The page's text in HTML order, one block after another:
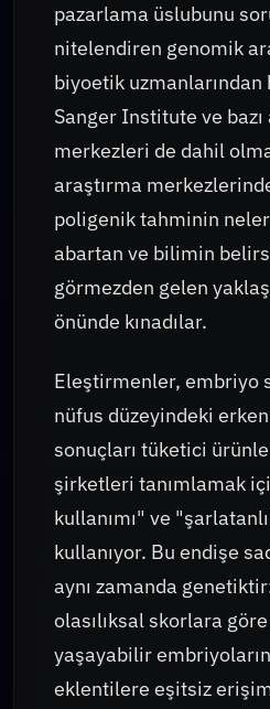
pazarlama üslubunu
nitelendiren genomik
biyoetik uzmanlarından
Sanger Institute ve bazı
merkezleri de dahil
araştırma
poligenik tahminin
abartan ve bilimin
görmezden gelen
önünde kınadılar.
Eleştirmenler, embriyo
nüfus düzeyindeki
sonuçları tüketici
şirketleri tanımlamak
kullanımı" ve
kullanıyor. Bu endişe
aynı zamanda
olasılıksal skorlara
yaşayabilir
eklentilere eşitsiz